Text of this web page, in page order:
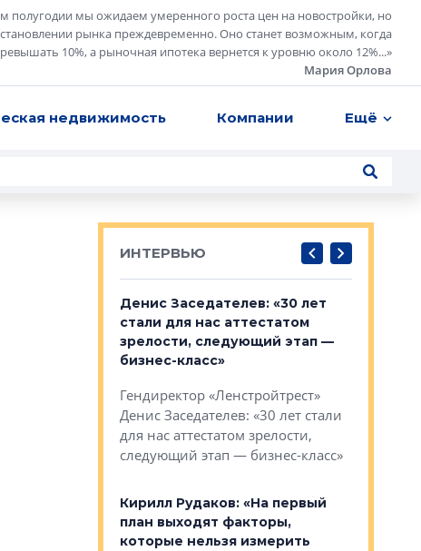
полугодии мы ожидаем умеренного роста цен на новостройки, но
рынка преждевременно. Оно станет возможным, когда
10%, а рыночная ипотека вернется к уровню около 12%...»
Мария Орлова
недвижимость Компании Ещё
ИНТЕРВЬЮ
окраине
может
спальных
ловушках
ЭМ»
Денис Заседателев: «30 лет
стали для нас аттестатом
зрелости, следующий этап —
бизнес-класс»
Гендиректор «Ленстройтрест»
Денис Заседателев: «30 лет стали
для нас аттестатом зрелости,
следующий этап — бизнес-класс»
Кирилл Рудаков: «На первый
план выходят факторы,
которые нельзя измерить